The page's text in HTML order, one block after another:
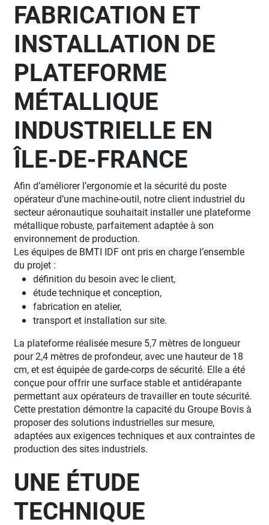
FABRICATION ET
INSTALLATION DE
PLATEFORME
MÉTALLIQUE
INDUSTRIELLE EN
ÎLE-DE-FRANCE
Afin d’améliorer l’ergonomie et la sécurité du poste
opérateur d’une machine-outil, notre client industriel du
secteur aéronautique souhaitait installer une plateforme
métallique robuste, parfaitement adaptée à son
environnement de production.
Les équipes de BMTI IDF ont pris en charge l’ensemble
du projet :
définition du besoin avec le client,
étude technique et conception,
fabrication en atelier,
transport et installation sur site.
La plateforme réalisée mesure 5,7 mètres de longueur
pour 2,4 mètres de profondeur, avec une hauteur de 18
cm, et est équipée de garde-corps de sécurité. Elle a été
conçue pour offrir une surface stable et antidérapante
permettant aux opérateurs de travailler en toute sécurité.
Cette prestation démontre la capacité du Groupe Bovis à
proposer des solutions industrielles sur mesure,
adaptées aux exigences techniques et aux contraintes de
production des sites industriels.
UNE ÉTUDE
TECHNIQUE